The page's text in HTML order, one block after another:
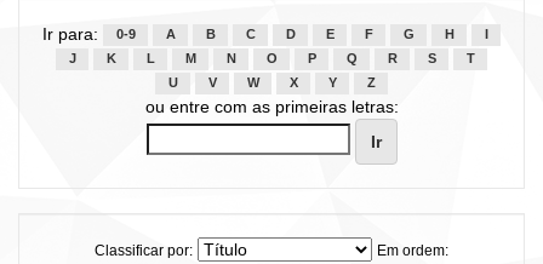
Ir para: 0-9 A B C D E F G H
J
K L M N O P Q R S
T
U
V W X Y Z
ou entre com as primeiras letras:
Classificar por:
Em ordem: